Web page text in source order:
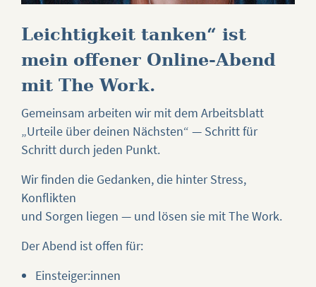
Leichtigkeit tanken“ ist
mein offener Online-Abend
mit The Work.
Gemeinsam arbeiten wir mit dem Arbeitsblatt
„Urteile über deinen Nächsten“ — Schritt für
Schritt durch jeden Punkt.
Wir finden die Gedanken, die hinter Stress,
Konflikten
und Sorgen liegen — und lösen sie mit The Work.
Der Abend ist offen für:
Einsteiger:innen